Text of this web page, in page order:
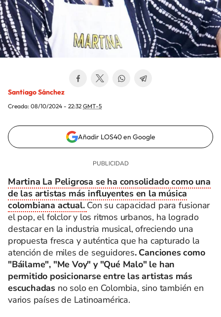
Santiago Sánchez
Creada: 08/10/2024 - 22:32 GMT-5
Añadir LOS40 en Google
Martina La Peligrosa se ha consolidado como una
de las artistas más influyentes en la música
colombiana actual. Con su capacidad para fusionar
el pop, el folclor y los ritmos urbanos, ha logrado
destacar en la industria musical, ofreciendo una
propuesta fresca y auténtica que ha capturado la
atención de miles de seguidores. Canciones como
"Báilame", "Me Voy" y "Qué Malo" le han
permitido posicionarse entre las artistas más
escuchadas no solo en Colombia, sino también en
varios países de Latinoamérica.